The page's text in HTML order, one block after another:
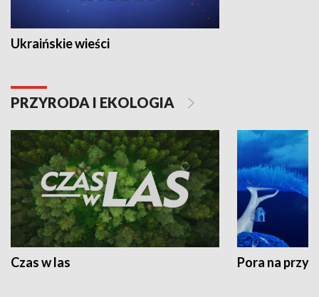
Ukraińskie wieści
PRZYRODA I EKOLOGIA
Czas w las Pora na